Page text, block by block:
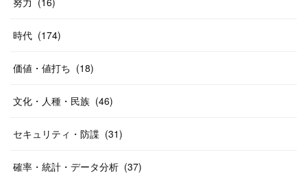
時代 (174)
価値・値打ち (18)
文化・人種・民族 (46)
セキュリティ・防諜 (31)
確率・統計・データ分析 (37)